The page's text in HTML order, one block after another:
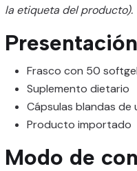
la etiqueta del producto).
Presentación
Frasco con 50
Suplemento dietario
Cápsulas blandas de
Producto importado
Modo de